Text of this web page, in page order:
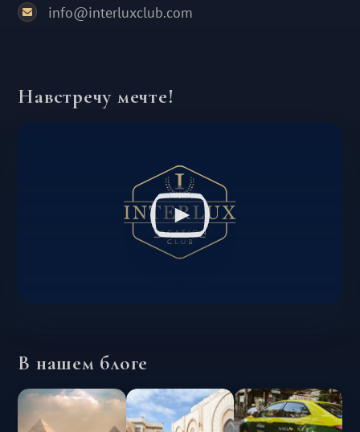
info@interluxclub.com
Навстречу мечте!
В нашем блоге